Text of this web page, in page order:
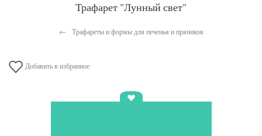
Трафарет "Лунный свет"
Трафареты и формы для печенья и пряников
Добавить в избранное